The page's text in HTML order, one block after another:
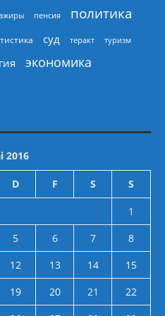
пенсия политика
суд теракт туризм
экономика
2016
D F S S
1
5 6 7
8
12 13 14
15
19 20 21
22